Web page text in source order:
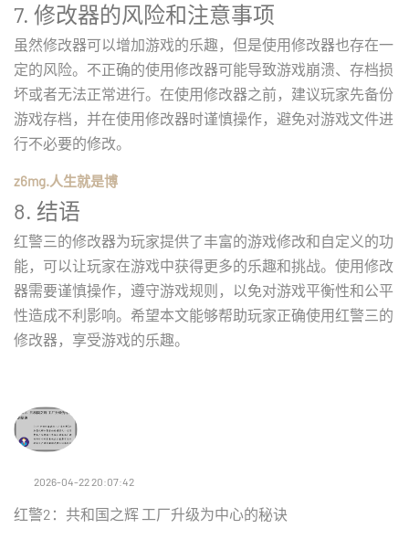
7. 修改器的风险和注意事项
虽然修改器可以增加游戏的乐趣，但是使用修改器也存在一
定的风险。不正确的使用修改器可能导致游戏崩溃、存档损
坏或者无法正常进行。在使用修改器之前，建议玩家先备份
游戏存档，并在使用修改器时谨慎操作，避免对游戏文件进
行不必要的修改。
z6mg.人生就是博
8. 结语
红警三的修改器为玩家提供了丰富的游戏修改和自定义的功
能，可以让玩家在游戏中获得更多的乐趣和挑战。使用修改
器需要谨慎操作，遵守游戏规则，以免对游戏平衡性和公平
性造成不利影响。希望本文能够帮助玩家正确使用红警三的
修改器，享受游戏的乐趣。
2026-04-22 20:07:42
红警2：共和国之辉 工厂升级为中心的秘诀